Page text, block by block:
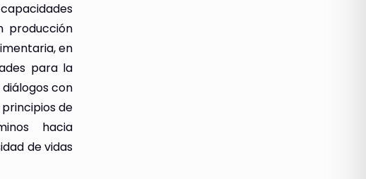
producción
en
para la
con
de
hacia
de vidas